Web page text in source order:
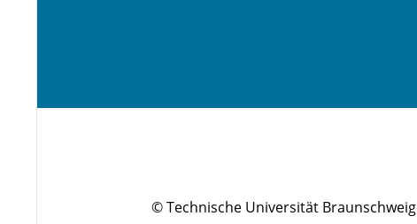
© Technische Universität Braunschweig